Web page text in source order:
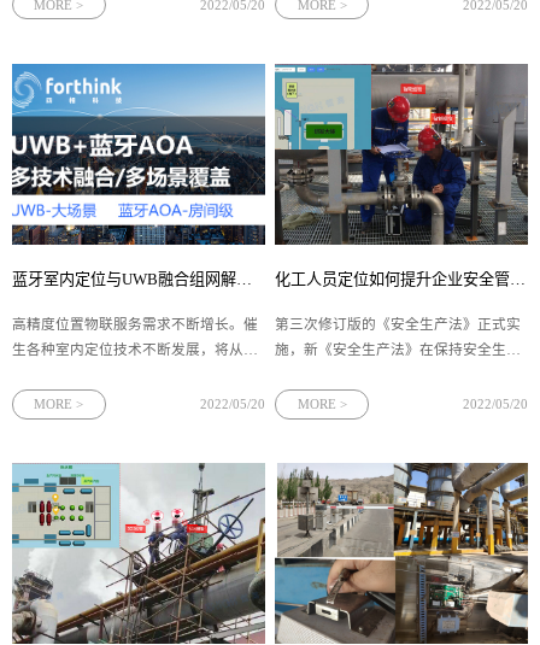
物流、车辆以及重要设备提供厘米级的
精准定位服务，为解决物联网精确定位
给与导航问题奠定了基础。
MORE > 2022/05/20
求出发，实现对工厂内的人、车、物、
料等的精确定位、智能调配协调，大幅
度提升智能制造的生产管理水平。
MORE > 2022/05/20
高精度位置物联服务需求不断增长。催
生各种室内定位技术不断发展，将从室
蓝牙室内定位给作为主流定位技术，可
融合，实现定位精度以及覆盖范围的整
体提升。今天我们就来讲讲蓝牙室内定
位融合定位技术方案。
MORE > 2022/05/20
第三次修订版的《安全生产法》正式实
施，新《安全生产法》在保持安全生产
“人”在安全生产中的重要地位，化工企
技以UWB技术为核心，软硬件结合，全
面实现高精度化工人员定位，全面实现
2D/3D实时画面显示、行动轨迹跟踪与
回放、危险区域电子围栏、寻呼报警、
视频监控与定位轨迹联动等功能。
MORE > 2022/05/20